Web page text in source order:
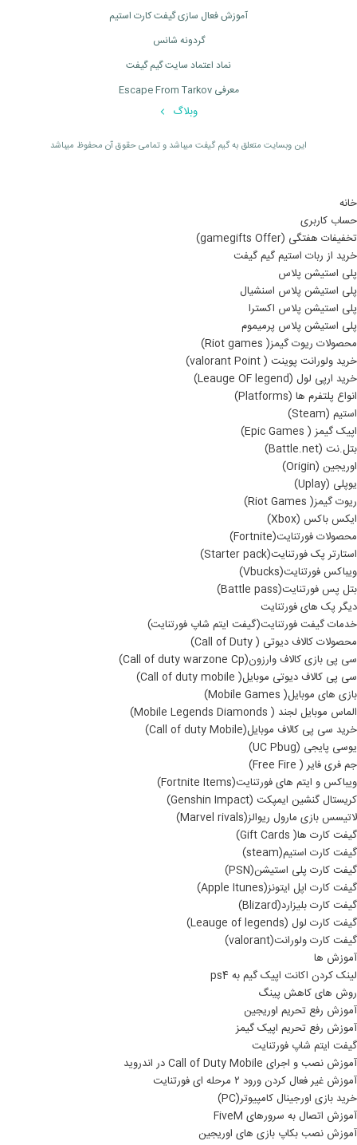
آموزش فعال سازی گیفت کارت استیم
گردونه شانس
نماد اعتماد سایت گیم گیفت
معرفی Escape From Tarkov
وبلاگ
اين وبسايت متعلق به گیم گیفت ميباشد و تمامی حقوق آن محفوظ ميباشد
خانه
حساب کاربری
تخفیفات هفتگی (gamegifts Offer)
خرید از ربات استیم گیم گیفت
پلی استیشن پلاس
پلی استیشن پلاس اسنشیال
پلی استیشن پلاس اکسترا
پلی استیشن پلاس پرمیموم
محصولات ریوت گیمز( Riot games)
خرید ولورانت پوینت ( valorant Point)
خرید ارپی لول (Leauge OF legend)
انواع پلتفرم ها (Platforms)
استیم (Steam)
اپیک گیمز ( Epic Games)
بتل.نت (Battle.net)
اوریجین (Origin)
یوپلی (Uplay)
ریوت گیمز( Riot Games)
ایکس باکس (Xbox)
محصولات فورتنایت(Fortnite)
استارتر پک فورتنایت(Starter pack)
ویباکس فورتنایت(Vbucks)
بتل پس فورتنایت(Battle pass)
دیگر پک های فورتنایت
خدمات گیفت فورتنایت(گیفت ایتم شاپ فورتنایت)
محصولات کالاف دیوتی ( Call of Duty)
سی پی بازی کالاف وارزون(Call of duty warzone Cp)
سی پی کالاف دیوتی موبایل( Call of duty mobile)
بازی های موبایل( Mobile Games)
الماس موبایل لجند ( Mobile Legends Diamonds)
خرید سی پی کالاف موبایل(Call of duty Mobile)
یوسی پایجی (UC Pbug)
جم فری فایر ( Free Fire)
ویباکس و ایتم های فورتنایت(Fortnite Items)
کریستال گنشین ایمپکت (Genshin Impact)
لاتیسس بازی مارول ریوالز(Marvel rivals)
گیفت کارت ها( Gift Cards)
گیفت کارت استیم(steam)
گیفت کارت پلی استیشن(PSN)
گیفت کارت اپل ایتونز(Apple Itunes)
گیفت کارت بلیزارد(Blizard)
گیفت کارت لول (Leauge of legends)
گیفت کارت ولورانت(valorant)
آموزش ها
لینک کردن اکانت اپیک گیم به ps4
روش های کاهش پینگ
آموزش رفع تحریم اوریجین
آموزش رفع تحریم اپیک گیمز
گیفت ایتم شاپ فورتنایت
آموزش نصب و اجرای Call of Duty Mobile در اندروید
آموزش غیر فعال کردن ورود ۲ مرحله ای فورتنایت
خرید بازی اورجینال کامپیوتر(PC)
آموزش اتصال به سرورهای FiveM
آموزش نصب بکاپ بازی های اوریجین